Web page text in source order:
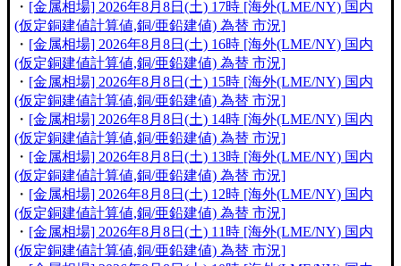
・ [金属相場] 2026年8月8日(土) 17時 [海外(LME/NY) 国内
(仮定銅建値計算値,銅/亜鉛建値) 為替 市況]
・ [金属相場] 2026年8月8日(土) 16時 [海外(LME/NY) 国内
(仮定銅建値計算値,銅/亜鉛建値) 為替 市況]
・ [金属相場] 2026年8月8日(土) 15時 [海外(LME/NY) 国内
(仮定銅建値計算値,銅/亜鉛建値) 為替 市況]
・ [金属相場] 2026年8月8日(土) 14時 [海外(LME/NY) 国内
(仮定銅建値計算値,銅/亜鉛建値) 為替 市況]
・ [金属相場] 2026年8月8日(土) 13時 [海外(LME/NY) 国内
(仮定銅建値計算値,銅/亜鉛建値) 為替 市況]
・ [金属相場] 2026年8月8日(土) 12時 [海外(LME/NY) 国内
(仮定銅建値計算値,銅/亜鉛建値) 為替 市況]
・ [金属相場] 2026年8月8日(土) 11時 [海外(LME/NY) 国内
(仮定銅建値計算値,銅/亜鉛建値) 為替 市況]